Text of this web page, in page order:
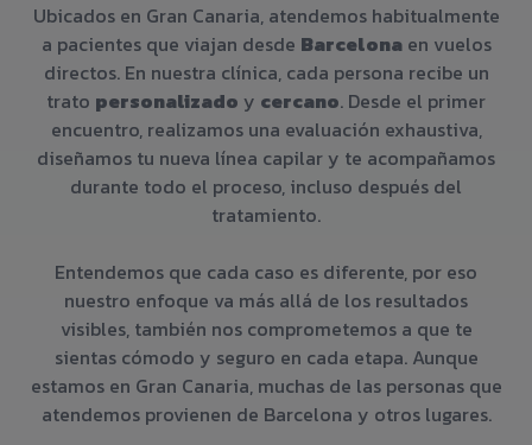
Ubicados en Gran Canaria, atendemos habitualmente
a pacientes que viajan desde Barcelonaen vuelos
directos. En nuestra clínica, cada persona recibe un
trato personalizado y cercano. Desde el primer
encuentro, realizamos una evaluación exhaustiva,
diseñamos tu nueva línea capilar y te acompañamos
durante todo el proceso, incluso después del
tratamiento.
Entendemos que cada caso es diferente, por eso
nuestro enfoque va más allá de los resultados
visibles, también nos comprometemos a que te
sientas cómodo y seguro en cada etapa. Aunque
estamos en Gran Canaria, muchas de las personas que
atendemos provienen de Barcelona y otros lugares.